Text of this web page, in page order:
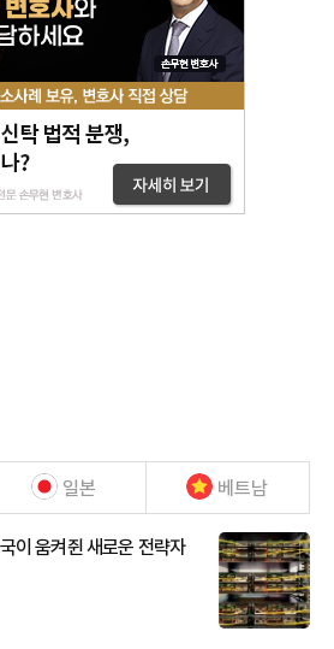
일본 베트남
이 움켜쥔 새로운 전략자